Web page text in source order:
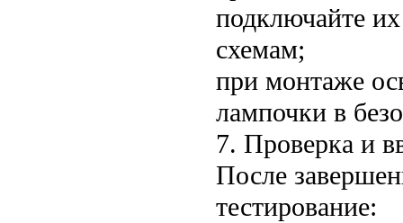
подключайте
схемам;
при монтаже
лампочки в
7. Проверка и
После
тестирование: